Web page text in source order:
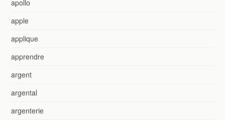
apollo
apple
applique
apprendre
argent
argental
argenterie